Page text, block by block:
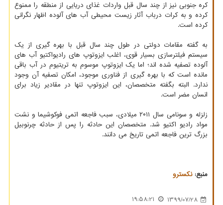
کره جنوبی نیز از چند سال قبل واردات غذای دریایی از منطقه را ممنوع
کرده و به کرات درباب آثار زیست محیطی آب های آلوده اظهار نگرانی
کرده است.
به گفته مقامات دولتی در طول چند سال قبل با بهره گیری از یک
سیستم فیلترسازی بسیار قوی، اغلب ایزوتوپ های رادیواکتیو آب های
آلوده تصفیه شده اند؛ اما یک ایزوتوپ موسوم به تریتیوم در آب باقی
مانده است که با بهره گیری از فناوری موجود، امکان تصفیه آن وجود
ندارد. البته بگفته متخصصان، این ایزوتوپ تنها در مقادیر زیاد برای
انسان مضر است.
زلزله و سونامی سال ۲۰۱۱ میلادی، سبب فاجعه اتمی فوکوشیما و نشت
مواد رادیو اکتیو شد. متخصصان این حادثه را پس از حادثه چرنوبیل
بزرگ ترین فاجعه اتمی تاریخ می دانند.
منبع:نكسترو
1399/07/28
19:58:21